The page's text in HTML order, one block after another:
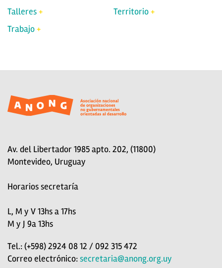
Talleres
Territorio
Trabajo
Av. del Libertador 1985 apto. 202, (11800)
Montevideo, Uruguay
Horarios secretaría
L, M y V 13hs a 17hs
M y J 9a 13hs
Tel.: (+598) 2924 08 12 / 092 315 472
Correo electrónico:secretaria@anong.org.uy